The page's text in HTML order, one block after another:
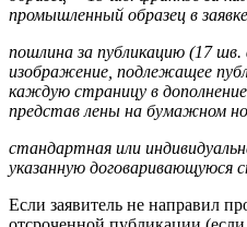
промышленный образец в заявке
пошлина за публикацию (17
изображение, под­лежащее
каждую страницу в
представ­ лены на бумажном
стандартная или
указанную договаривающуюся
Если заявитель не направил